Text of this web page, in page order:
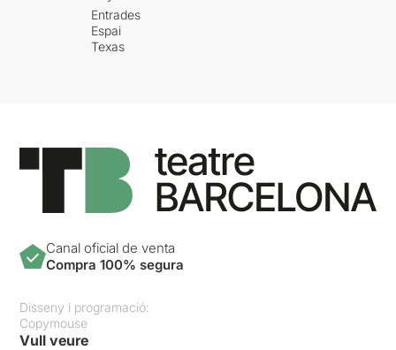
Entrades
Espai
Texas
Canal oficial de venta
Compra 100% segura
Disseny i programació:
Copymouse
Vull veure